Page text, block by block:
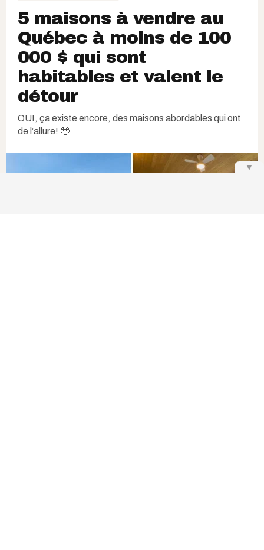
5 maisons à vendre au
Québec à moins de 100
000 $ qui sont
habitables et valent le
détour
OUI, ça existe encore, des maisons abordables qui ont
de l’allure! 🥹
▼